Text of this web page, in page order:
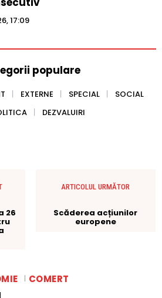
17:09
populare
EXTERNE SPECIAL
SOCIAL
DEZVALUIRI
26
ARTICOLUL URMĂTOR
Scăderea acțiunilor
europene